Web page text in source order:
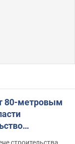
80-метровым
строительства